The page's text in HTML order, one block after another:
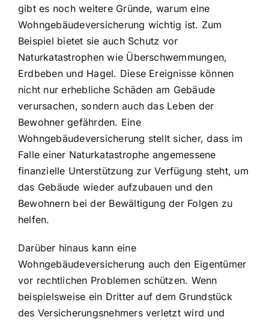
gibt es noch weitere Gründe, warum eine
Wohngebäudeversicherung wichtig ist. Zum
Beispiel bietet sie auch Schutz vor
Naturkatastrophen wie Überschwemmungen,
Erdbeben und Hagel. Diese Ereignisse können
nicht nur erhebliche Schäden am Gebäude
verursachen, sondern auch das Leben der
Bewohner gefährden. Eine
Wohngebäudeversicherung stellt sicher, dass im
Falle einer Naturkatastrophe angemessene
finanzielle Unterstützung zur Verfügung steht, um
das Gebäude wieder aufzubauen und den
Bewohnern bei der Bewältigung der Folgen zu
helfen.
Darüber hinaus kann eine
Wohngebäudeversicherung auch den Eigentümer
vor rechtlichen Problemen schützen. Wenn
beispielsweise ein Dritter auf dem Grundstück
des Versicherungsnehmers verletzt wird und